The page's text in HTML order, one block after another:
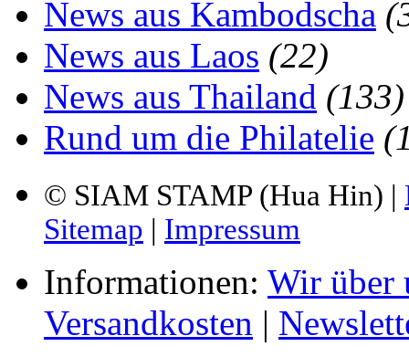
News aus Kambodscha
News aus Laos (22)
News aus Thailand (133)
Rund um die Philatelie
© SIAM STAMP (Hua Hin) |
Sitemap | Impressum
Informationen: Wir über
Versandkosten |